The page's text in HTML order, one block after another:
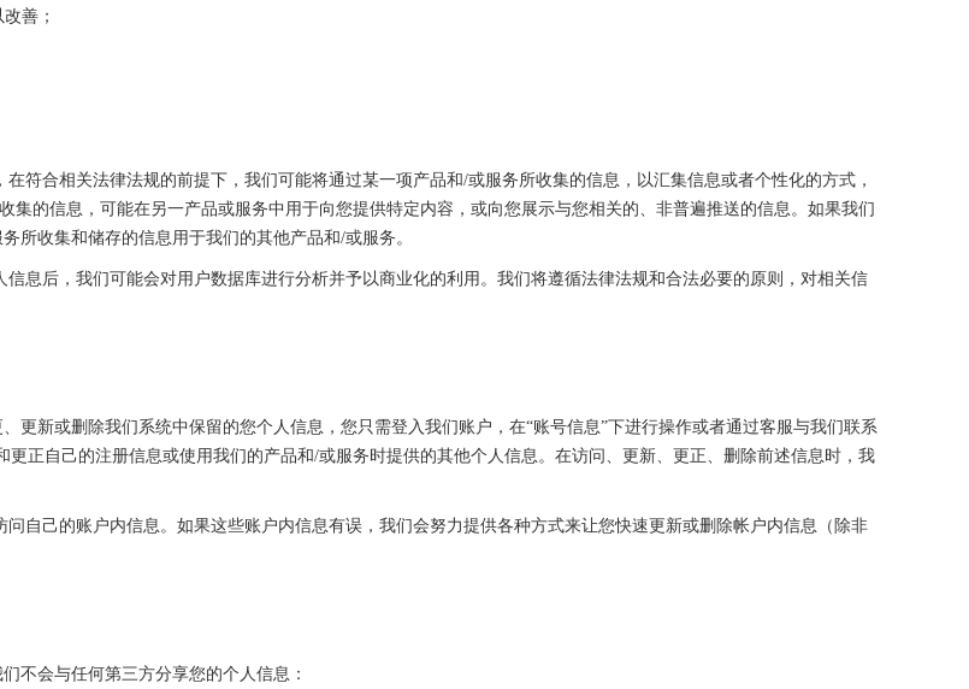
善；
符合相关法律法规的前提下，我们可能将通过某一项产品和/或服务所收集的信息，以汇集信息或者个性化的方式，
的信息，可能在另一产品或服务中用于向您提供特定内容，或向您展示与您相关的、非普遍推送的信息。如果我们
所收集和储存的信息用于我们的其他产品和/或服务。
息后，我们可能会对用户数据库进行分析并予以商业化的利用。我们将遵循法律法规和合法必要的原则，对相关信
更新或删除我们系统中保留的您个人信息，您只需登入我们账户，在“账号信息”下进行操作或者通过客服与我们联系
正自己的注册信息或使用我们的产品和/或服务时提供的其他个人信息。在访问、更新、更正、删除前述信息时，我
自己的账户内信息。如果这些账户内信息有误，我们会努力提供各种方式来让您快速更新或删除帐户内信息（除非
不会与任何第三方分享您的个人信息：